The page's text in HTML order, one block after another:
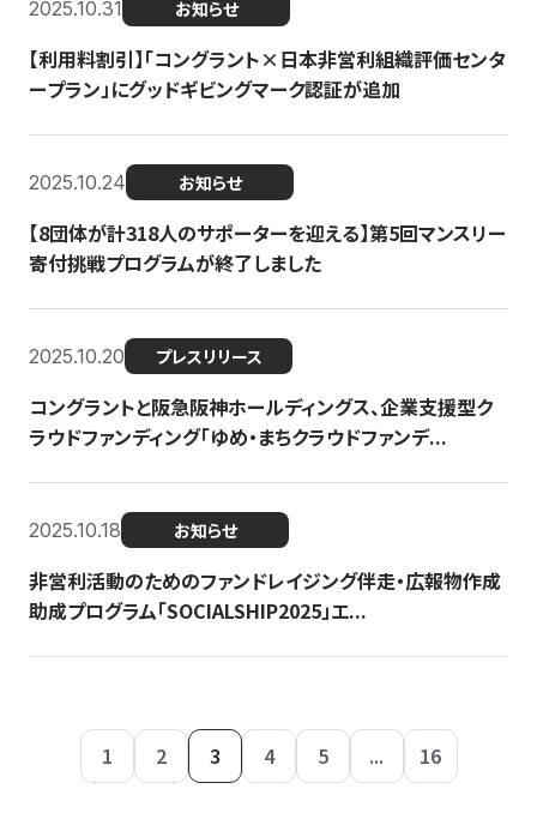
2025.10.31 お知らせ
【利用料割引】「コングラント×日本非営利組織評価センタ
ープラン」にグッドギビングマーク認証が追加
2025.10.24 お知らせ
【8団体が計318人のサポーターを迎える】​​第5回マンスリー
寄付挑戦プログラムが終了しました
2025.10.20 プレスリリース
コングラントと阪急阪神ホールディングス、企業支援型ク
ラウドファンディング「ゆめ・まちクラウドファンデ...
2025.10.18 お知らせ
非営利活動のためのファンドレイジング伴走・広報物作成
助成プログラム「SOCIALSHIP2025」エ...
1 2 3 4 5 ... 16